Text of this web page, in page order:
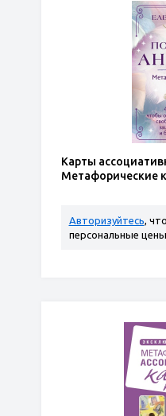
Карты
Метафорические
Авторизуйтесь,
персональные